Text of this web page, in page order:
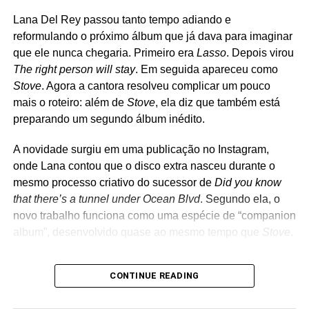
O repertório é uma carta de amor ao rock e ao punk.
Clássicos de Ramones, David Bowie, The Clash, Cheap
Trick, Joan Jett, Tom Petty, Misfits, Nirvana, Rolling
Stones e até Strokes costumam aparecer nas
apresentações, que muitas vezes são anunciadas poucas
horas antes de acontecer. Diferentemente de outros
The Longshot, o The Coverups nunca teve a intenção de
gravar músicas próprias. A proposta é apenas revisitar
clássicos em um ambiente intimista, recriando um pouco
da atmosfera dos primeiros dias do Green Day nos clubes
da região de Berkeley e Oakland.
Lana Del Rey passou tanto tempo adiando e
reformulando o próximo álbum que já dava para imaginar
que ele nunca chegaria. Primeiro era Lasso. Depois virou
The right person will stay. Em seguida apareceu como
Stove. Agora a cantora resolveu complicar um pouco
mais o roteiro: além de Stove, ela diz que também está
preparando um segundo álbum inédito.
A novidade surgiu em uma publicação no Instagram,
onde Lana contou que o disco extra nasceu durante o
mesmo processo criativo do sucessor de Did you know
that there’s a tunnel under Ocean Blvd. Segundo ela, o
novo trabalho funciona como uma espécie de “companion
album”, desenvolvido quase ao mesmo tempo que
Stove
Osbastidoresdo raroJoy Division – A Malcolm
Whitehead Film, que ganha lançamento oficial
CONTINUE READING